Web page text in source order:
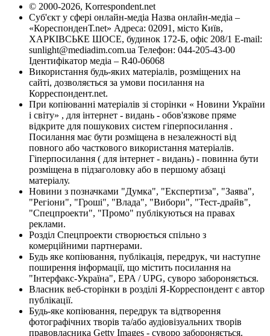
© 2000-2026, Korrespondent.net
Суб'єкт у сфері онлайн-медіа Назва онлайн-медіа –
«КореспонденТ.net» Адреса: 02091, місто Київ,
ХАРКІВСЬКЕ ШОСЕ, будинок 172-Б, офіс 208/1 E-mail:
sunlight@mediadim.com.ua Телефон: 044-205-43-00
Ідентифікатор медіа – R40-06068
Використання будь-яких матеріалів, розміщених на
сайті, дозволяється за умови посилання на
Корреспондент.net.
При копіюванні матеріалів зі сторінки « Новини України
і світу» , для інтернет - видань - обов'язкове пряме
відкрите для пошукових систем гіперпосилання .
Посилання має бути розміщена в незалежності від
повного або часткового використання матеріалів.
Гіперпосилання ( для інтернет - видань) - повинна бути
розміщена в підзаголовку або в першому абзаці
матеріалу.
Новини з позначками "Думка", "Експертиза", "Заява",
"Регіони", "Гроші", "Влада", "Вибори", "Тест-драйв",
"Спецпроекти", "Промо" публікуються на правах
реклами.
Розділ Спецпроекти створюється спільно з
комерційними партнерами.
Будь яке копіювання, публікація, передрук, чи наступне
поширення інформації, що містить посилання на
"Інтерфакс-Україна", EPA / UPG, суворо забороняється.
Власник веб-сторінки в розділі Я-Корреспондент є автор
публікації.
Будь-яке копіювання, передрук та відтворення
фотографічних творів та/або аудіовізуальних творів
правовласника Getty Images - суворо забороняється.